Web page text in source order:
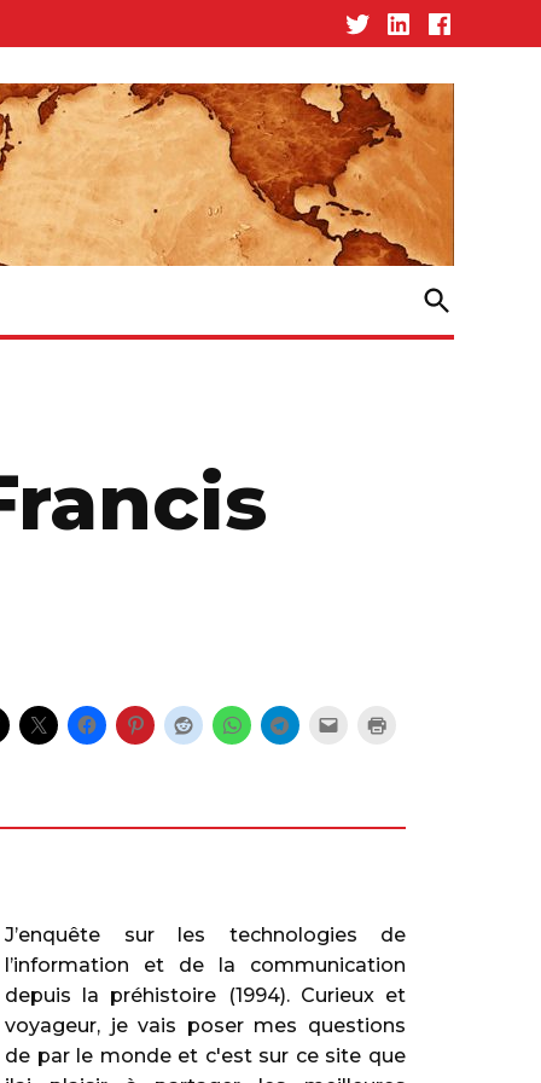
TwitterLinked-Facebook
Open
Search
J’enquête sur les technologies de
l’information et de la communication
depuis la préhistoire (1994). Curieux et
voyageur, je vais poser mes questions
de par le monde et c'est sur ce site que